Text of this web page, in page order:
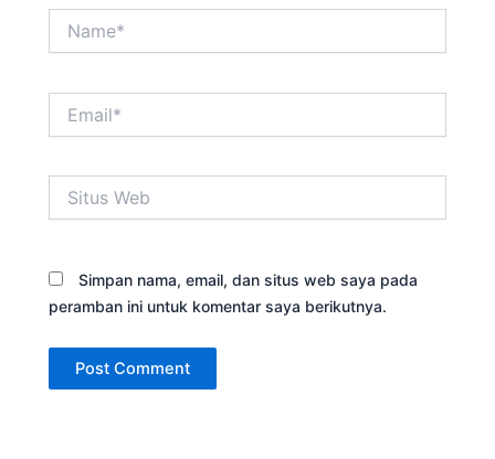
Web
Simpan nama, email, dan situs web saya pada
peramban ini untuk komentar saya berikutnya.